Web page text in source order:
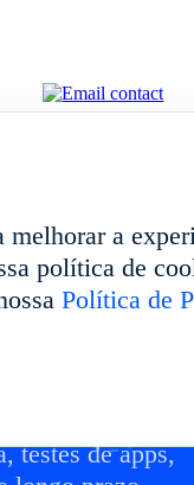
em
em nuvem
testes de apps,
melhorar a
política de
Política de